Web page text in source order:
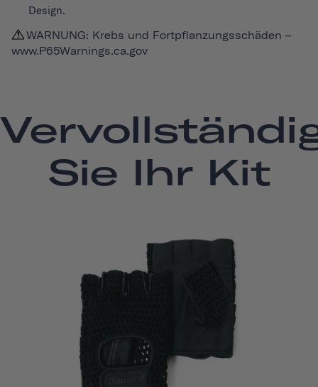
Design.
WARNUNG: Krebs und Fortpflanzungsschäden –
www.P65Warnings.ca.gov
Sie Ihr Kit